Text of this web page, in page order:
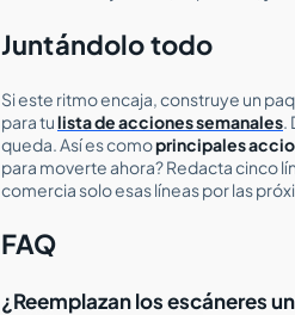
Juntándolo todo
Si este ritmo encaja, construye un
para tulista de acciones semanales.
queda. Así es comoprincipales
para moverte ahora? Redacta cinco
comercia solo esas líneas por las
FAQ
¿Reemplazan los escáneres